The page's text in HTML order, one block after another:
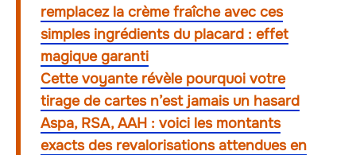
remplacez la crème fraîche avec ces
simples ingrédients du placard : effet
magique garanti
Cette voyante révèle pourquoi votre
tirage de cartes n’est jamais un hasard
Aspa, RSA, AAH : voici les montants
exacts des revalorisations attendues en